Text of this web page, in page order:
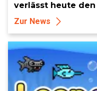
verlässt heute den
Zur News